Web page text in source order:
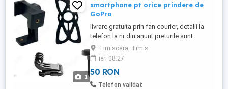
1
smartphone pt orice prindere de
GoPro
livrare gratuita prin fan courier, detalii la
telefon la nr din anunt preturile sunt
negociabile la comenzile de peste 250 lei
toate produsele sunt noi prindere
universala de telefon smartphone pentru
orice prindere pentru camerele Gopro sau
pt alte camere de actiune 5 piese
Timisoara, Timis
ieri 08:27
50 RON
Telefon validat